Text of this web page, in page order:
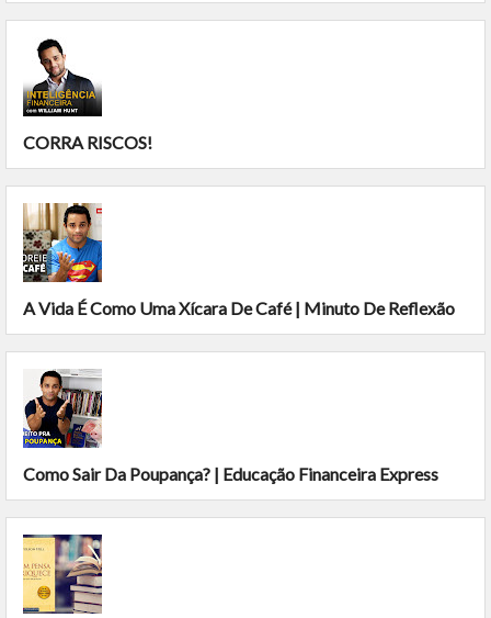
CORRA RISCOS!
A Vida É Como Uma Xícara De Café | Minuto De Reflexão
Como Sair Da Poupança? | Educação Financeira Express